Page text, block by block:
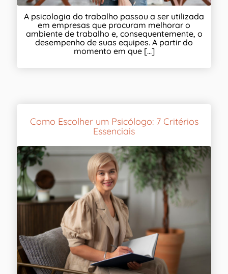
A psicologia do trabalho passou a ser utilizada
em empresas que procuram melhorar o
ambiente de trabalho e, consequentemente, o
desempenho de suas equipes. A partir do
momento em que [...]
Como Escolher um Psicólogo: 7 Critérios
Essenciais